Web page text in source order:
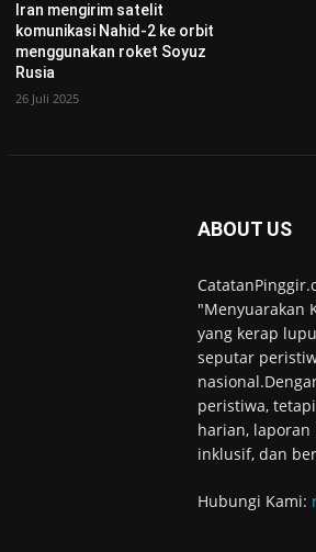
Iran mengirim satelit
komunikasi Nahid-2 ke orbit
menggunakan roket Soyuz
Rusia
26 Juli 2025
ABOUT US
"Menyuarakan
yang kerap
seputar
peristiwa,
harian,
inklusif, dan
Hubungi Kami: